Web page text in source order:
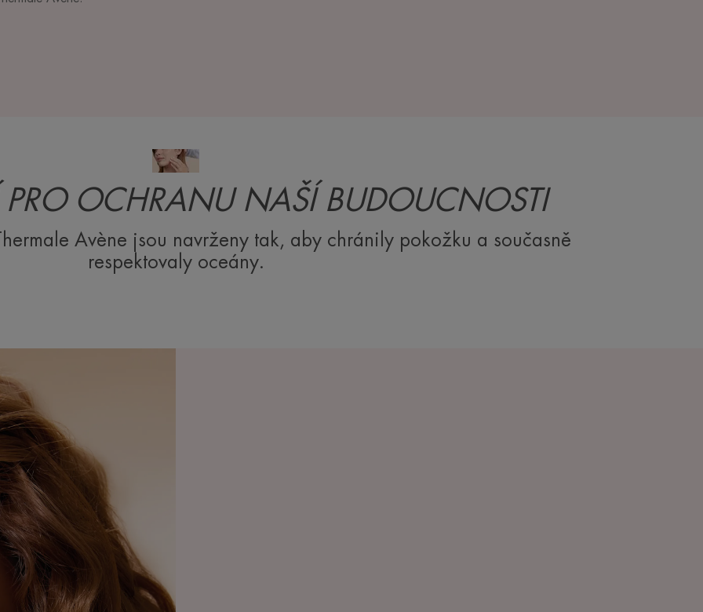
PRO OCHRANU NAŠÍ BUDOUCNOSTI
Avène jsou navrženy tak, aby chránily pokožku a současně
respektovaly oceány.